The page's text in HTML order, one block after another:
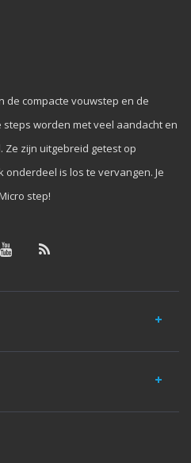
de compacte vouwstep en de
steps worden met veel aandacht en
zijn uitgebreid getest op
is los te vervangen. Je
step!